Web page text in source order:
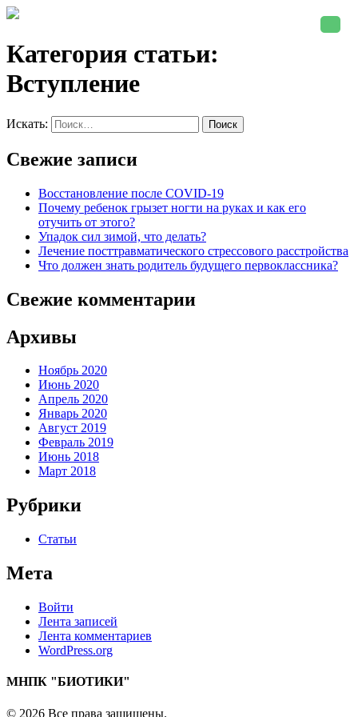
Категория статьи:
Вступление
Искать: Поиск
Свежие записи
Восстановление после COVID-19
Почему ребенок грызет ногти на руках и как его
отучить от этого?
Упадок сил зимой, что делать?
Лечение посттравматического стрессового расстройства
Что должен знать родитель будущего первоклассника?
Свежие комментарии
Архивы
Ноябрь 2020
Июнь 2020
Апрель 2020
Январь 2020
Август 2019
Февраль 2019
Июнь 2018
Март 2018
Рубрики
Статьи
Мета
Войти
Лента записей
Лента комментариев
WordPress.org
МНПК "БИОТИКИ"
© 2026 Все права защищены.